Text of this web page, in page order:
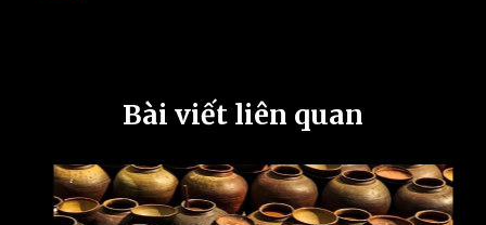
Bài viết liên quan